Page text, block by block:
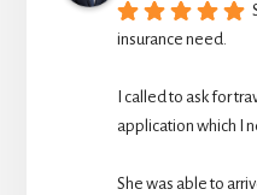
insurance need.
I called to ask for
application which I
She was able to